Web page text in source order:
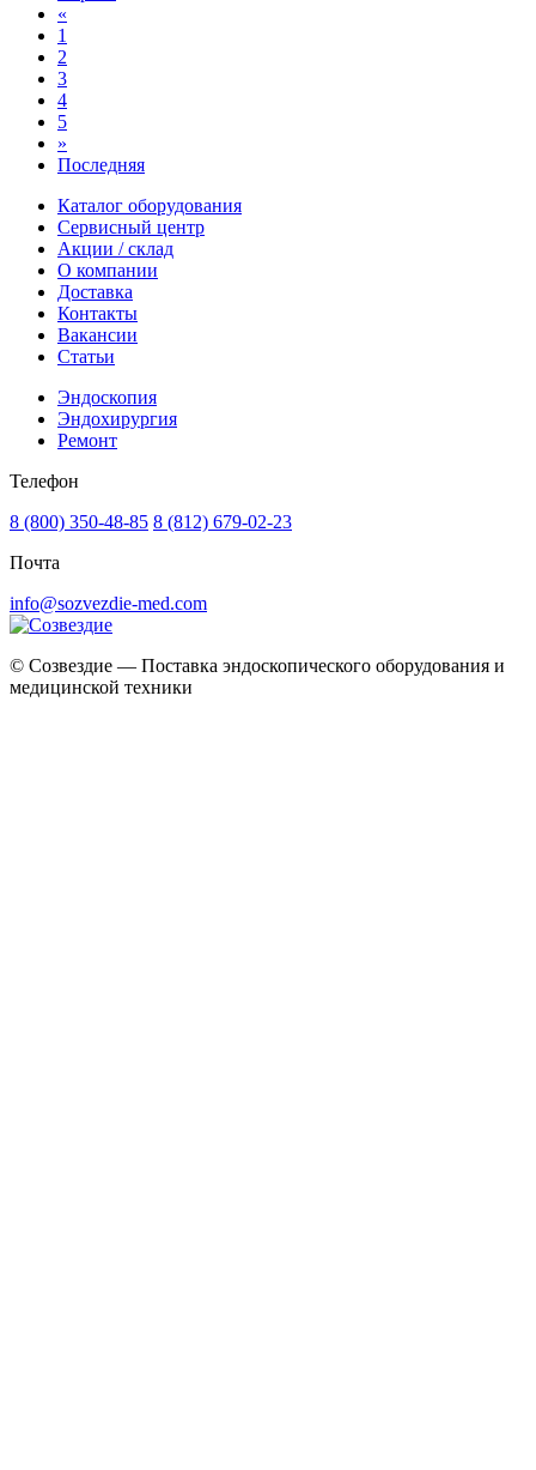
«
1
2
3
4
5
»
Последняя
Каталог оборудования
Сервисный центр
Акции / склад
О компании
Доставка
Контакты
Вакансии
Статьи
Эндоскопия
Эндохирургия
Ремонт
Телефон
8 (800) 350-48-85 8 (812) 679-02-23
Почта
info@sozvezdie-med.com
© Созвездие — Поставка эндоскопического оборудования и
медицинской техники